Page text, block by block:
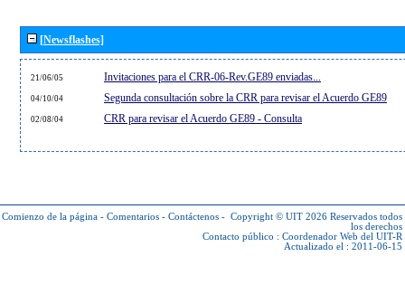
[Newsflashes]
21/06/05 Invitaciones para el CRR-06-Rev.GE89 enviadas...
04/10/04 Segunda consultación sobre la CRR para revisar el Acuerdo GE89
02/08/04 CRR para revisar el Acuerdo GE89 - Consulta
Comienzo de la página - Comentarios - Contáctenos - Copyright © UIT 2026 Reservados todos
los derechos
Contacto público : Coordenador Web del UIT-R
Actualizado el : 2011-06-15